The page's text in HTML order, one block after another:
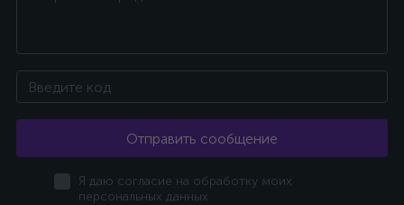
Отправить сообщение
Я даю согласие на обработку моих
персональных данных